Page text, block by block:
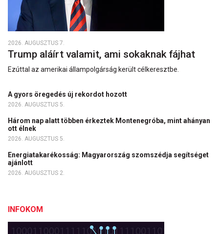
2026. AUGUSZTUS 7.
Trump aláírt valamit, ami sokaknak fájhat
Ezúttal az amerikai állampolgárság került célkeresztbe.
A gyors öregedés új rekordot hozott
2026. AUGUSZTUS 5.
Három nap alatt többen érkeztek Montenegróba, mint ahányan
ott élnek
2026. AUGUSZTUS 5.
Energiatakarékosság: Magyarország szomszédja segítséget
ajánlott
2026. AUGUSZTUS 2.
INFOKOM